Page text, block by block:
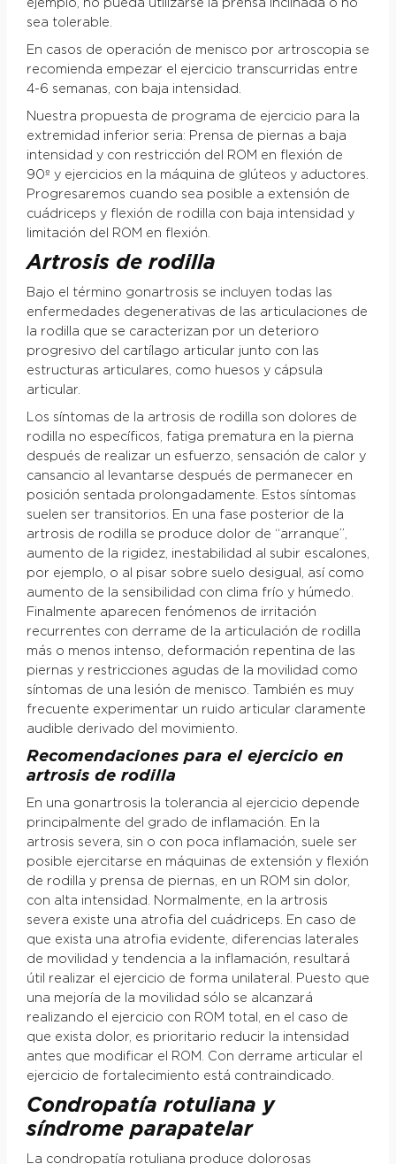
ejemplo, no pueda utilizarse la prensa inclinada o no
sea tolerable.
En casos de operación de menisco por artroscopia se
recomienda empezar el ejercicio transcurridas entre
4-6 semanas, con baja intensidad.
Nuestra propuesta de programa de ejercicio para la
extremidad inferior seria: Prensa de piernas a baja
intensidad y con restricción del ROM en flexión de
90º y ejercicios en la máquina de glúteos y aductores.
Progresaremos cuando sea posible a extensión de
cuádriceps y flexión de rodilla con baja intensidad y
limitación del ROM en flexión.
Artrosis de rodilla
Bajo el término gonartrosis se incluyen todas las
enfermedades degenerativas de las articulaciones de
la rodilla que se caracterizan por un deterioro
progresivo del cartílago articular junto con las
estructuras articulares, como huesos y cápsula
articular.
Los síntomas de la artrosis de rodilla son dolores de
rodilla no específicos, fatiga prematura en la pierna
después de realizar un esfuerzo, sensación de calor y
cansancio al levantarse después de permanecer en
posición sentada prolongadamente. Estos síntomas
suelen ser transitorios. En una fase posterior de la
artrosis de rodilla se produce dolor de “arranque”,
aumento de la rigidez, inestabilidad al subir escalones,
por ejemplo, o al pisar sobre suelo desigual, así como
aumento de la sensibilidad con clima frío y húmedo.
Finalmente aparecen fenómenos de irritación
recurrentes con derrame de la articulación de rodilla
más o menos intenso, deformación repentina de las
piernas y restricciones agudas de la movilidad como
síntomas de una lesión de menisco. También es muy
frecuente experimentar un ruido articular claramente
audible derivado del movimiento.
Recomendaciones para el ejercicio en
artrosis de rodilla
En una gonartrosis la tolerancia al ejercicio depende
principalmente del grado de inflamación. En la
artrosis severa, sin o con poca inflamación, suele ser
posible ejercitarse en máquinas de extensión y flexión
de rodilla y prensa de piernas, en un ROM sin dolor,
con alta intensidad. Normalmente, en la artrosis
severa existe una atrofia del cuádriceps. En caso de
que exista una atrofia evidente, diferencias laterales
de movilidad y tendencia a la inflamación, resultará
útil realizar el ejercicio de forma unilateral. Puesto que
una mejoría de la movilidad sólo se alcanzará
realizando el ejercicio con ROM total, en el caso de
que exista dolor, es prioritario reducir la intensidad
antes que modificar el ROM. Con derrame articular el
ejercicio de fortalecimiento está contraindicado.
Condropatía rotuliana y
síndrome parapatelar
La condropatía rotuliana produce dolorosas